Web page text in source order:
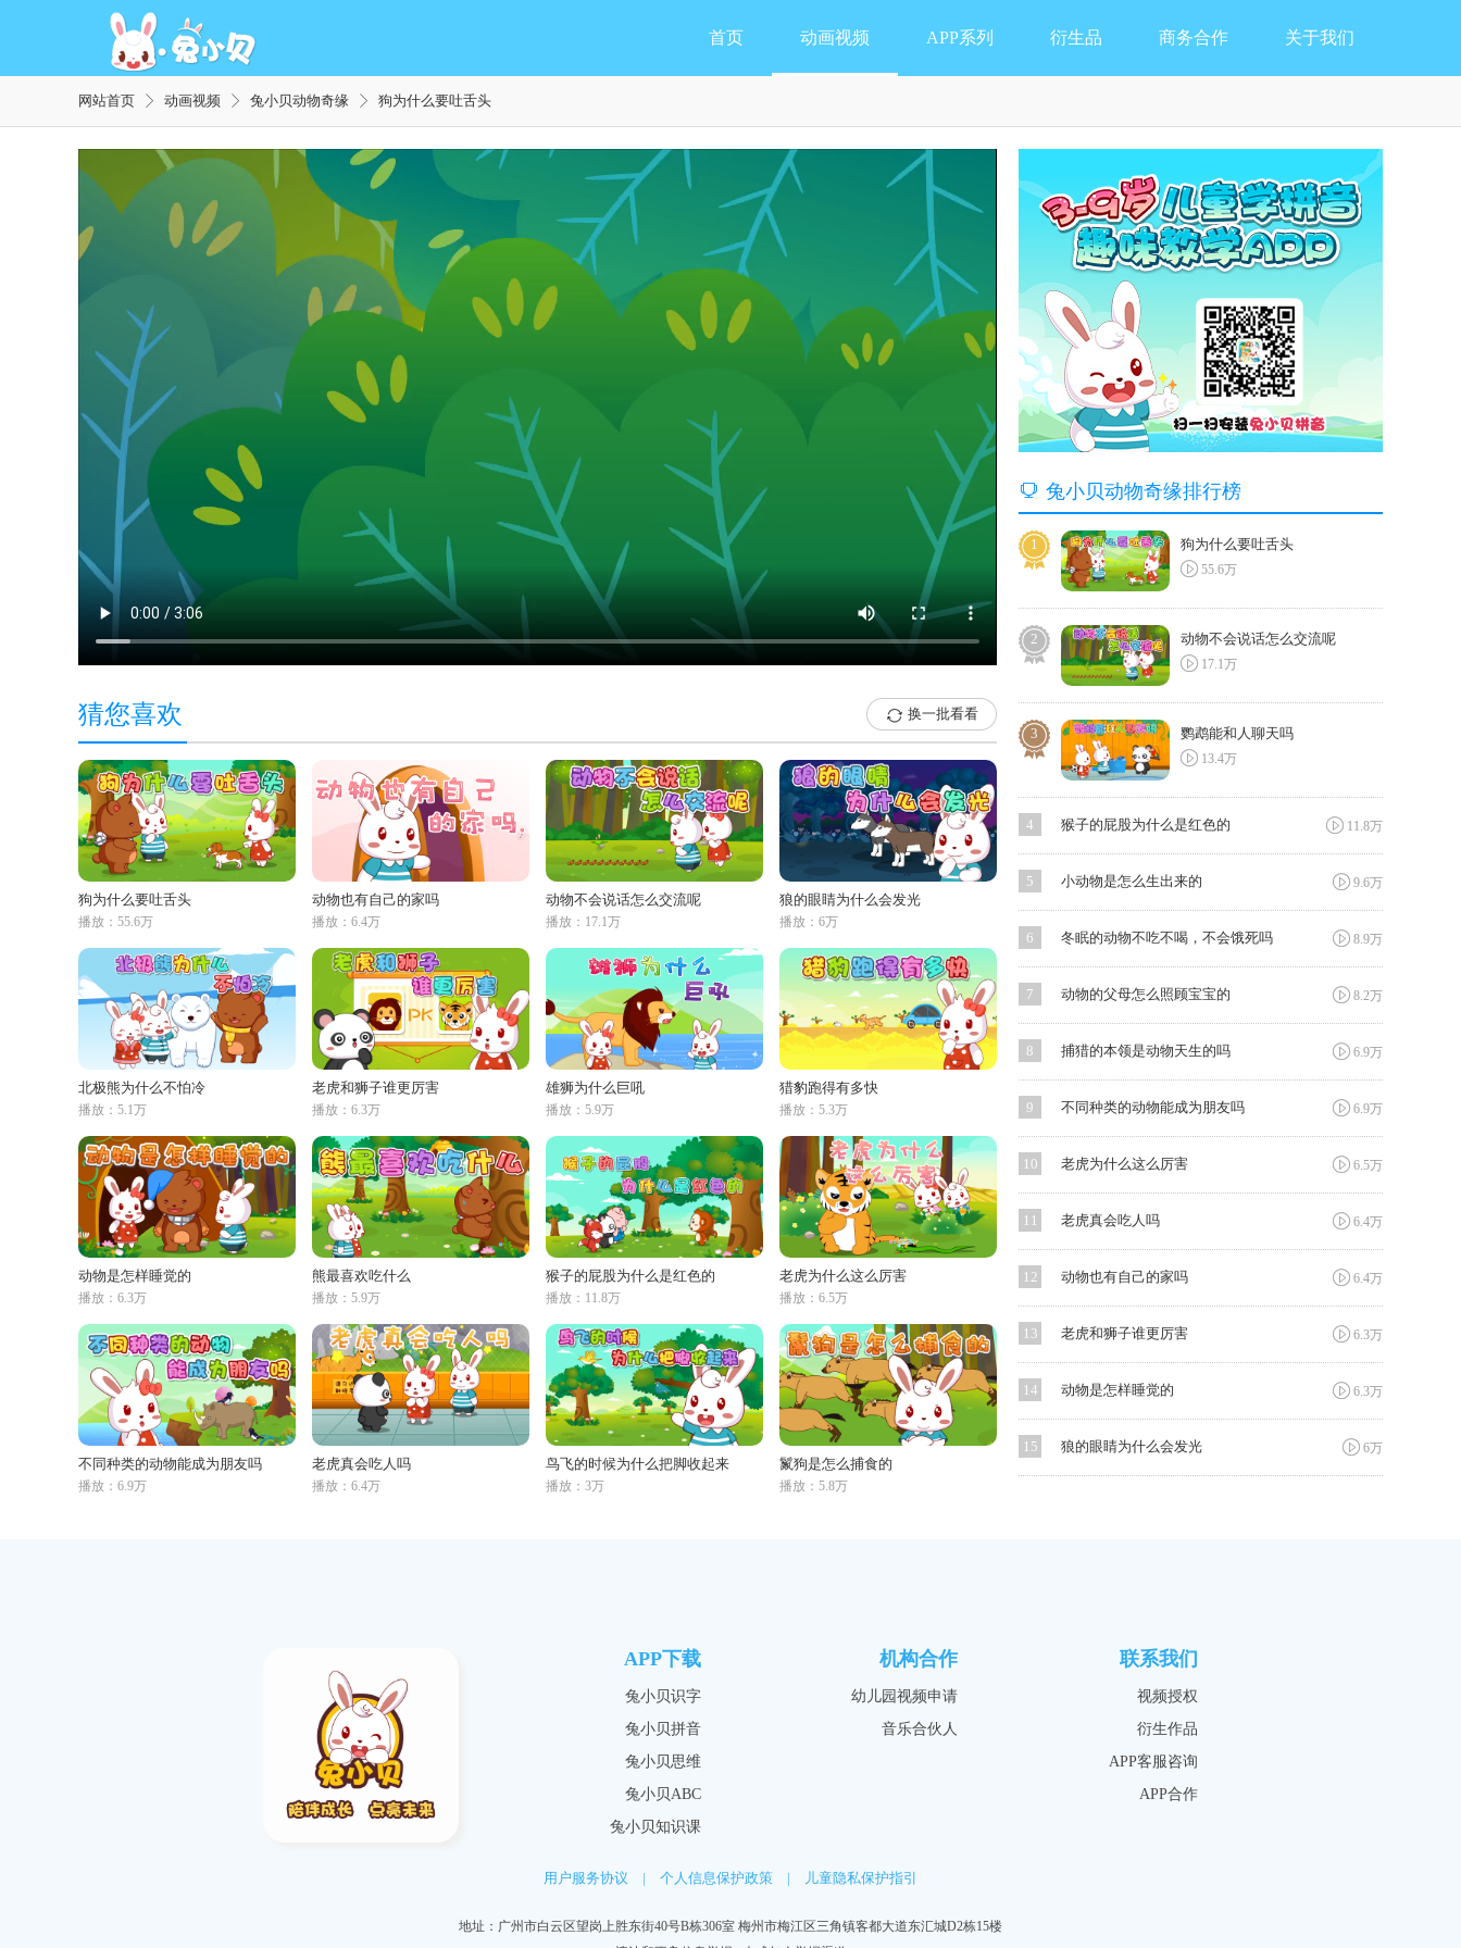
首页 动画视频 APP系列 衍生品 商务合作 关于我们
网站首页 动画视频 兔小贝动物奇缘 狗为什么要吐舌头
 换一批看看
猜您喜欢
狗为什么要吐舌头
播放：55.6万
动物也有自己的家吗
播放：6.4万
动物不会说话怎么交流呢
播放：17.1万
狼的眼睛为什么会发光
播放：6万
北极熊为什么不怕冷
播放：5.1万
老虎和狮子谁更厉害
播放：6.3万
雄狮为什么巨吼
播放：5.9万
猎豹跑得有多快
播放：5.3万
动物是怎样睡觉的
播放：6.3万
熊最喜欢吃什么
播放：5.9万
猴子的屁股为什么是红色的
播放：11.8万
老虎为什么这么厉害
播放：6.5万
不同种类的动物能成为朋友吗
播放：6.9万
老虎真会吃人吗
播放：6.4万
鸟飞的时候为什么把脚收起来
播放：3万
鬣狗是怎么捕食的
播放：5.8万
 兔小贝动物奇缘排行榜
1 狗为什么要吐舌头
 55.6万
2 动物不会说话怎么交流呢
 17.1万
3 鹦鹉能和人聊天吗
 13.4万
4 猴子的屁股为什么是红色的  11.8万
5 小动物是怎么生出来的  9.6万
6 冬眠的动物不吃不喝，不会饿死吗  8.9万
7 动物的父母怎么照顾宝宝的  8.2万
8 捕猎的本领是动物天生的吗  6.9万
9 不同种类的动物能成为朋友吗  6.9万
10 老虎为什么这么厉害  6.5万
11 老虎真会吃人吗  6.4万
12 动物也有自己的家吗  6.4万
13 老虎和狮子谁更厉害  6.3万
14 动物是怎样睡觉的  6.3万
15 狼的眼睛为什么会发光  6万
APP下载
兔小贝识字
兔小贝拼音
兔小贝思维
兔小贝ABC
兔小贝知识课
机构合作
幼儿园视频申请
音乐合伙人
联系我们
视频授权
衍生作品
APP客服咨询
APP合作
用户服务协议 | 个人信息保护政策 | 儿童隐私保护指引
地址：广州市白云区望岗上胜东街40号B栋306室 梅州市梅江区三角镇客都大道东汇城D2栋15楼